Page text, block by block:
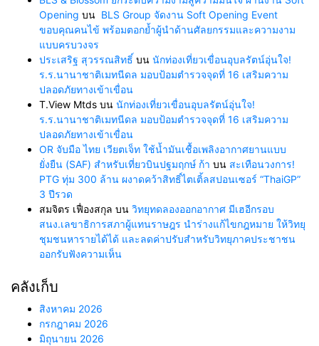
Opening บน BLS Group จัดงาน Soft Opening Event
ขอบคุณคนไข้ พร้อมตอกย้ำผู้นำด้านศัลยกรรมและความงาม
แบบครบวงจร
ประเสริฐ สุวรรณสิทธิ์ บน นักท่องเที่ยวเขื่อนอุบลรัตน์อุ่นใจ!
ร.ร.นานาชาติเมทนีดล มอบป้อมตำรวจจุดที่ 16 เสริมความ
ปลอดภัยทางเข้าเขื่อน
T.View Mtds บน นักท่องเที่ยวเขื่อนอุบลรัตน์อุ่นใจ!
ร.ร.นานาชาติเมทนีดล มอบป้อมตำรวจจุดที่ 16 เสริมความ
ปลอดภัยทางเข้าเขื่อน
OR จับมือ ไทย เวียตเจ็ท ใช้น้ำมันเชื้อเพลิงอากาศยานแบบ
ยั่งยืน (SAF) สำหรับเที่ยวบินปฐมฤกษ์ ก้า บน สะเทือนวงการ!
PTG ทุ่ม 300 ล้าน ผงาดคว้าสิทธิ์ไตเติ้ลสปอนเซอร์ “ThaiGP”
3 ปีรวด
สมจิตร เฟื่องสกุล บน วิทยุทดลองออกอากาศ มีเฮอีกรอบ
สนง.เลขาธิการสภาผู้แทนราษฎร นำร่างแก้ไขกฎหมาย ให้วิทยุ
ชุมชนหารายได้ได้ และลดค่าปรับสำหรับวิทยุภาคประชาชน
ออกรับฟังความเห็น
คลังเก็บ
สิงหาคม 2026
กรกฎาคม 2026
มิถุนายน 2026